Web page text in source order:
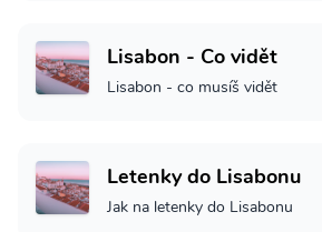
Lisabon - Co vidět
Lisabon - co musíš vidět
Letenky do Lisabonu
Jak na letenky do Lisabonu